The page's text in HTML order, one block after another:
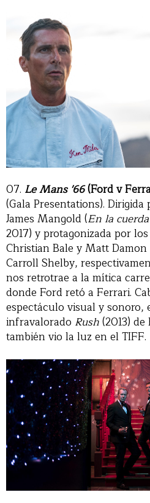
07. Le Mans '66(Ford v
(Gala Presentations).
James Mangold (En la
2017) y protagonizada por
Christian Bale y Matt
Carroll Shelby,
nos retrotrae a la mítica
donde Ford retó a Ferrari.
espectáculo visual y sonoro,
infravalorado Rush(2013)
también vio la luz en el TIFF.